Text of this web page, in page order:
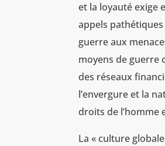
et la loyauté exige
appels
guerre aux
moyens de guerre
des réseaux
l’envergure et la
droits de l’homme
La « culture